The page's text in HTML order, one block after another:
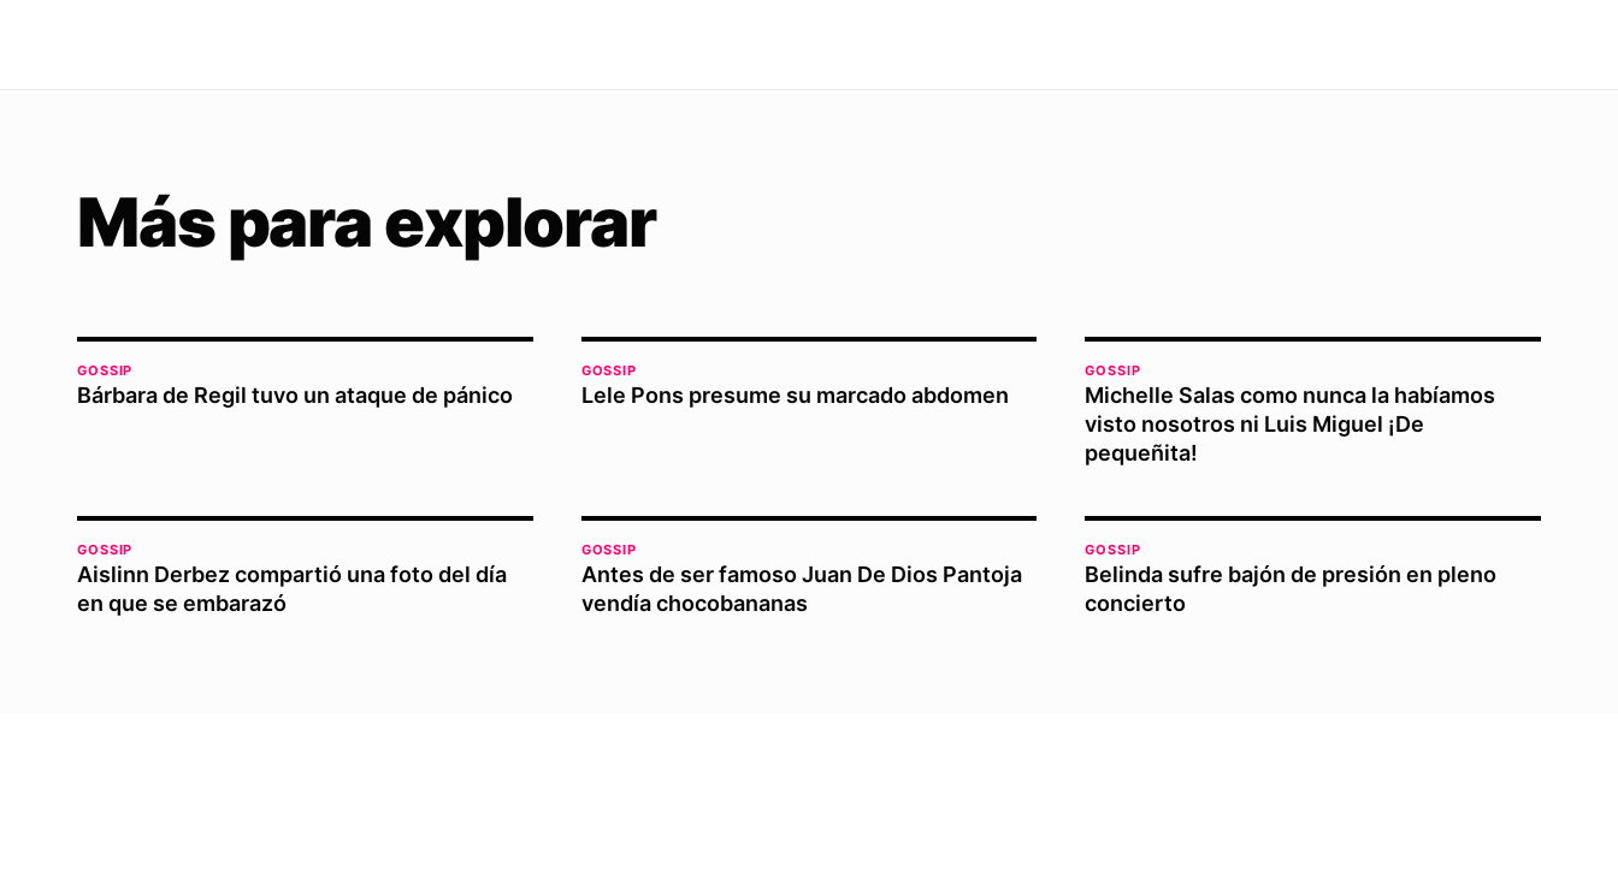
Más para explorar
GOSSIP
Bárbara de Regil tuvo un ataque de pánico
GOSSIP
Lele Pons presume su marcado abdomen
GOSSIP
Michelle Salas como nunca la habíamos
visto nosotros ni Luis Miguel ¡De
pequeñita!
GOSSIP
Aislinn Derbez compartió una foto del día
en que se embarazó
GOSSIP
Antes de ser famoso Juan De Dios Pantoja
vendía chocobananas
GOSSIP
Belinda sufre bajón de presión en pleno
concierto